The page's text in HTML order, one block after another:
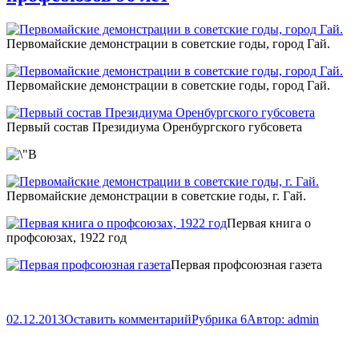
Первомайские демонстрации в советские годы, город Гай.
Первомайские демонстрации в советские годы, город Гай.
Первый состав Президиума Оренбургского губсовета
Первомайские демонстрации в советские годы, г. Гай.
Первая книга о
профсоюзах, 1922 год
Первая профсоюзная газета
02.12.2013Оставить комментарийРубрика 6Автор: admin